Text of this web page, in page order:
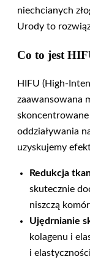
niechcianych
Urody to
Co to jest
HIFU (High-
zaawansowana
oddziaływania
uzyskujemy
Redukcja
skutecznie
niszczą
Ujędrnianie
kolagenu i
i